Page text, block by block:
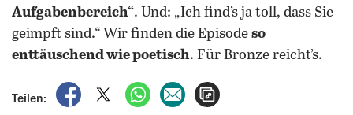
Aufgabenbereich“. Und: „Ich find’s ja toll, dass Sie
geimpft sind.“ Wir finden die Episode so
enttäuschend wie poetisch. Für Bronze reicht’s.
Teilen:
auf Facebook teilen
auf X teilenper WhatsApp teilen
per E-Mail teilen